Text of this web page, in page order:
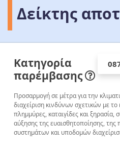
Δείκτης
Κατηγορία
παρέμβασης
Προσαρμογή σε μέτρα για την
διαχείριση κινδύνων σχετικών με
πλημμύρες, καταιγίδες και
αύξησης της ευαισθητοποίησης, της
συστημάτων και υποδομών